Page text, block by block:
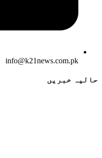
info@k21news.com.pk
حالیہ خبریں